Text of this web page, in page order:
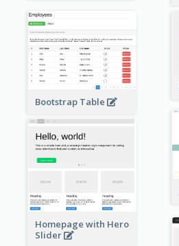
Bootstrap Table
Homepage with Hero
Slider